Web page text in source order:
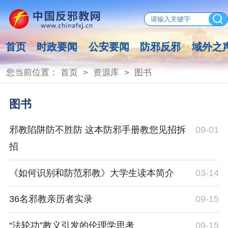
首页 时政要闻 公安要闻 防邪反邪 域外之
您当前位置： 首页> 资源库 > 图书
图书
邪教陷阱防不胜防 这本防邪手册教您见招拆
招
09-01
《如何识别和防范邪教》大学生读本简介 03-14
36名邪教亲历者实录 09-15
“法轮功”教义引发的伦理学思考 09-15